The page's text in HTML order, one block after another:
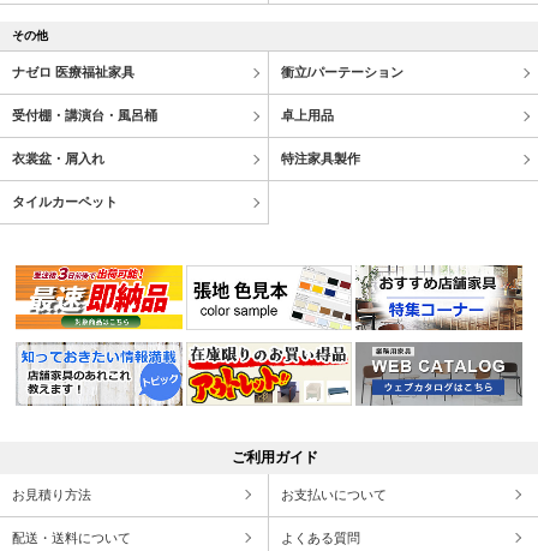
その他
ナゼロ 医療福祉家具 衝立/パーテーション
受付棚・講演台・風呂桶 卓上用品
衣裳盆・屑入れ 特注家具製作
タイルカーペット
ご利用ガイド
お見積り方法 お支払いについて
配送・送料について よくある質問